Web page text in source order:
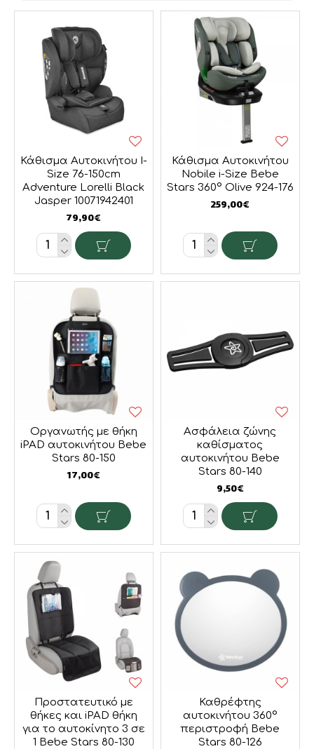
Κάθισμα Αυτοκινήτου I-
Size 76-150cm
Adventure Lorelli Black
Jasper 10071942401
79,90€
Κάθισμα Αυτοκινήτου
Nobile i-Size Bebe
Stars 360° Olive 924-176
259,00€
Οργανωτής με θήκη
iPAD αυτοκινήτου Bebe
Stars 80-150
17,00€
Ασφάλεια ζώνης
καθίσματος
αυτοκινήτου Bebe
Stars 80-140
9,50€
Προστατευτικό με
θήκες και iPAD θήκη
για το αυτοκίνητο 3 σε
1 Bebe Stars 80-130
Καθρέφτης
αυτοκινήτου 360°
περιστροφή Bebe
Stars 80-126